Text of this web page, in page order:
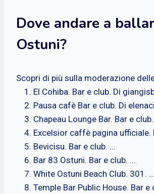
Dove andare a
Ostuni?
Scopri di più sulla moderazione
El Cohiba. Bar e club. Di
Pausa cafè Bar e club. Di
Chapeau Lounge Bar. Bar e
Excelsior caffè pagina ufficiale.
Bevicisu. Bar e club. ...
Bar 83 Ostuni. Bar e club. ...
White Ostuni Beach Club. 301. ...
Temple Bar Public House. Bar e